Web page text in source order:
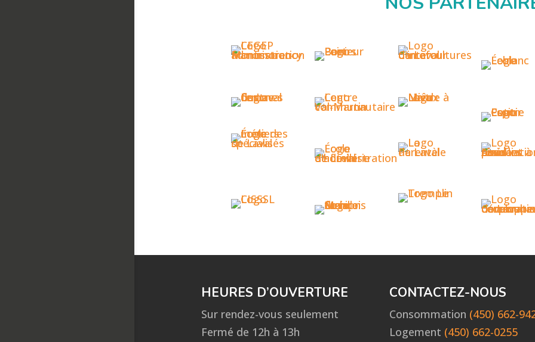
HEURES D’OUVERTURE
Sur rendez-vous seulement
Fermé de 12h à 13h
CONTACTEZ-NOUS
Consommation (450) 662-
Logement (450) 662-0255